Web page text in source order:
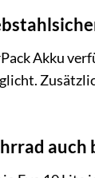
Akku
auch